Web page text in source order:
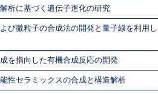
析に基づく遺伝子進化の研究
び微粒子の合成法の開発と量子線を利用し
を指向した有機合成反応の開発
性セラミックスの合成と構造解析